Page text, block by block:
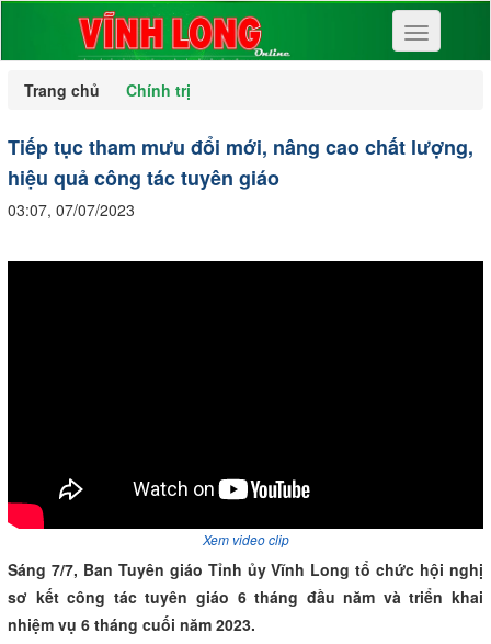
Toggle
navigation
Trang chủ
Chính trị
Tiếp tục tham mưu đổi mới, nâng cao chất lượng,
hiệu quả công tác tuyên giáo
03:07, 07/07/2023
Xem video clip
Sáng 7/7, Ban Tuyên giáo Tỉnh ủy Vĩnh Long tổ chức hội nghị
sơ kết công tác tuyên giáo 6 tháng đầu năm và triển khai
nhiệm vụ 6 tháng cuối năm 2023.